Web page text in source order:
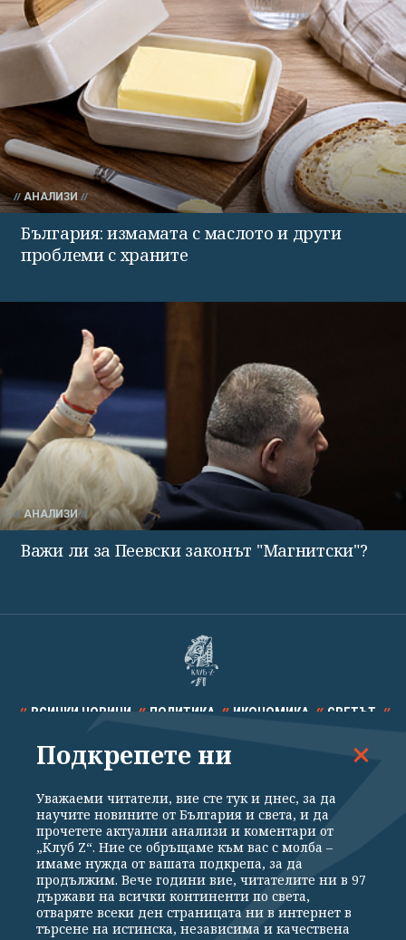
АНАЛИЗИ
България: измамата с маслото и други
проблеми с храните
АНАЛИЗИ
Важи ли за Пеевски законът "Магнитски"?
ВСИЧКИ НОВИНИ ПОЛИТИКА ИКОНОМИКА СВЕТЪТ
СПОРТ КУЛТУРА ТЕХНОЛОГИИ КАЛЕЙДОСКОП
Общи условия
Политика за поверителност
Реклама
Партньори Контакти
За Клуб Z
Подкрепете ни
Уважаеми читатели, вие сте тук и днес, за да
научите новините от България и света, и да
прочетете актуални анализи и коментари от
„Клуб Z“. Ние се обръщаме към вас с молба –
имаме нужда от вашата подкрепа, за да
продължим. Вече години вие, читателите ни в 97
държави на всички континенти по света,
отваряте всеки ден страницата ни в интернет в
търсене на истинска, независима и качествена